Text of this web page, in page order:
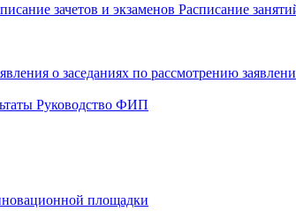
зачетов и экзаменов Расписание
о заседаниях по рассмотрению
Руководство ФИП
площадки